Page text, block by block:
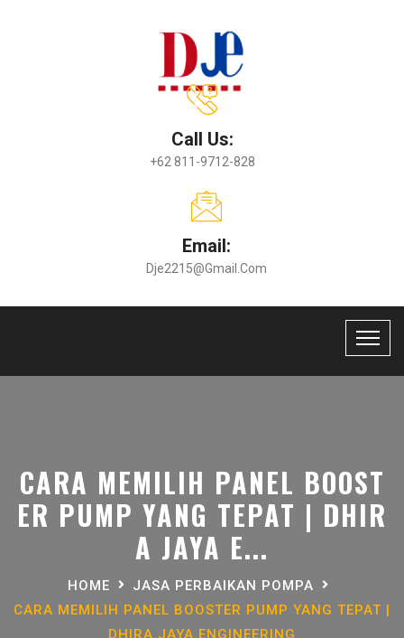
Call Us:
+62 811-9712-828
Email:
Dje2215@gmail.com
CARA MEMILIH PANEL BOOST
ER PUMP YANG TEPAT | DHIR
A JAYA E...
HOME
JASA PERBAIKAN POMPA
CARA MEMILIH PANEL BOOSTER PUMP YANG TEPAT |
DHIRA JAYA ENGINEERING